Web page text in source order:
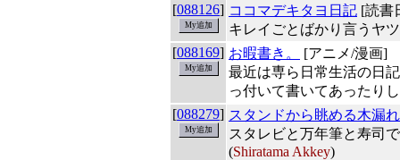
[088126] ココマデキタヨ日記 [読書
キレイごとばかり言うヤ
[088169] お暇書き。
[アニメ/漫画]
最近は専ら日常生活の日
っ付いて書いてあったり
[088279] スタンドから眺める木漏
スタレビと万年筆と寿司
(Shiratama Akkey)